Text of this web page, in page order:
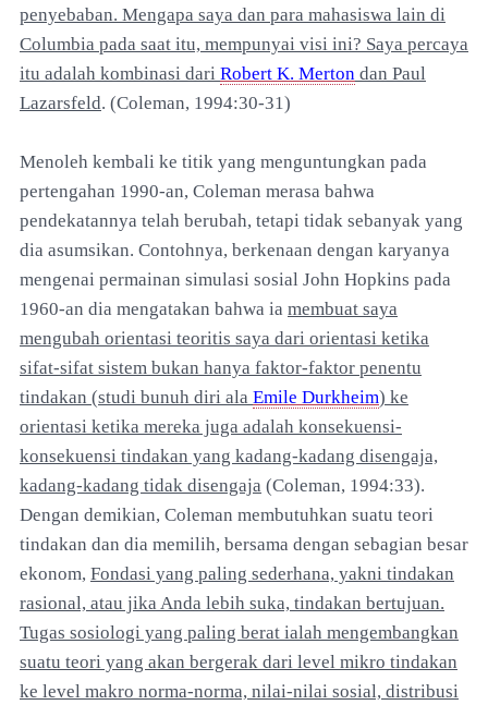
penyebaban. Mengapa saya dan para mahasiswa lain di
Columbia pada saat itu, mempunyai visi ini? Saya percaya
itu adalah kombinasi dari Robert K. Merton dan Paul
Lazarsfeld. (Coleman, 1994:30-31)
Menoleh kembali ke titik yang menguntungkan pada
pertengahan 1990-an, Coleman merasa bahwa
pendekatannya telah berubah, tetapi tidak sebanyak yang
dia asumsikan. Contohnya, berkenaan dengan karyanya
mengenai permainan simulasi sosial John Hopkins pada
1960-an dia mengatakan bahwa ia membuat saya
mengubah orientasi teoritis saya dari orientasi ketika
sifat-sifat sistem bukan hanya faktor-faktor penentu
tindakan (studi bunuh diri ala Emile Durkheim) ke
orientasi ketika mereka juga adalah konsekuensi-
konsekuensi tindakan yang kadang-kadang disengaja,
kadang-kadang tidak disengaja (Coleman, 1994:33).
Dengan demikian, Coleman membutuhkan suatu teori
tindakan dan dia memilih, bersama dengan sebagian besar
ekonom, Fondasi yang paling sederhana, yakni tindakan
rasional, atau jika Anda lebih suka, tindakan bertujuan.
Tugas sosiologi yang paling berat ialah mengembangkan
suatu teori yang akan bergerak dari level mikro tindakan
ke level makro norma-norma, nilai-nilai sosial, distribusi